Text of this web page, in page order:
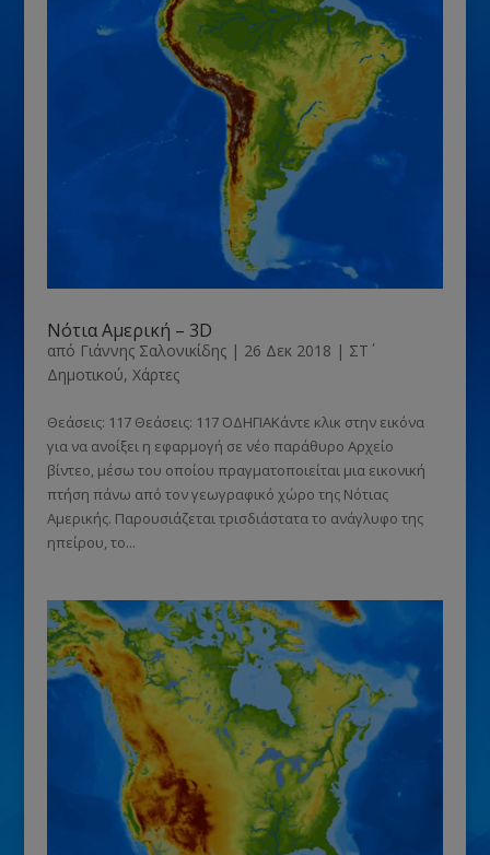
Νότια Αμερική – 3D
από Γιάννης Σαλονικίδης| 26 Δεκ 2018 | ΣΤ΄
Δημοτικού, Χάρτες
Θεάσεις: 117 Θεάσεις: 117 ΟΔΗΓΙΑΚάντε κλικ στην εικόνα
για να ανοίξει η εφαρμογή σε νέο παράθυρο Αρχείο
βίντεο, μέσω του οποίου πραγματοποιείται μια εικονική
πτήση πάνω από τον γεωγραφικό χώρο της Νότιας
Αμερικής. Παρουσιάζεται τρισδιάστατα το ανάγλυφο της
ηπείρου, το...